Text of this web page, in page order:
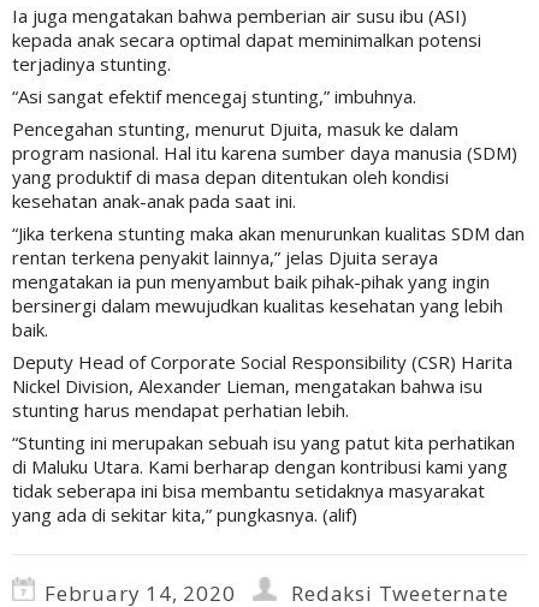
Ia juga mengatakan bahwa pemberian air susu ibu (ASI)
kepada anak secara optimal dapat meminimalkan potensi
terjadinya stunting.
“Asi sangat efektif mencegaj stunting,” imbuhnya.
Pencegahan stunting, menurut Djuita, masuk ke dalam
program nasional. Hal itu karena sumber daya manusia (SDM)
yang produktif di masa depan ditentukan oleh kondisi
kesehatan anak-anak pada saat ini.
“Jika terkena stunting maka akan menurunkan kualitas SDM dan
rentan terkena penyakit lainnya,” jelas Djuita seraya
mengatakan ia pun menyambut baik pihak-pihak yang ingin
bersinergi dalam mewujudkan kualitas kesehatan yang lebih
baik.
Deputy Head of Corporate Social Responsibility (CSR) Harita
Nickel Division, Alexander Lieman, mengatakan bahwa isu
stunting harus mendapat perhatian lebih.
“Stunting ini merupakan sebuah isu yang patut kita perhatikan
di Maluku Utara. Kami berharap dengan kontribusi kami yang
tidak seberapa ini bisa membantu setidaknya masyarakat
yang ada di sekitar kita,” pungkasnya. (alif)
February 14, 2020
Redaksi Tweeternate